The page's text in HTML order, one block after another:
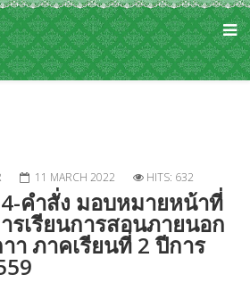
11 MARCH 2022 HITS: 632
คำสั่ง มอบหมายหน้าที่
รเรียนการสอนภายนอก
า ภาคเรียนที่ 2 ปีการ